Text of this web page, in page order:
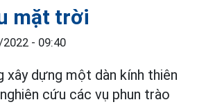
mặt trời
- 09:40
xây dựng một dàn kính thiên
cứu các vụ phun trào